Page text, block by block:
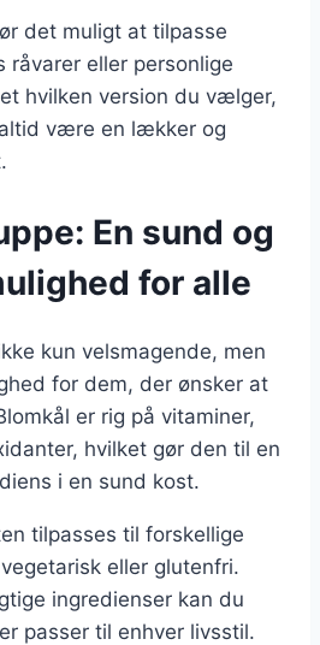
det muligt at tilpasse
eller personlige
hvilken version du vælger,
være en lækker og
En sund og
for alle
kun velsmagende, men
for dem, der ønsker at
er rig på vitaminer,
hvilket gør den til en
i en sund kost.
tilpasses til forskellige
eller glutenfri.
ingredienser kan du
passer til enhver livsstil.